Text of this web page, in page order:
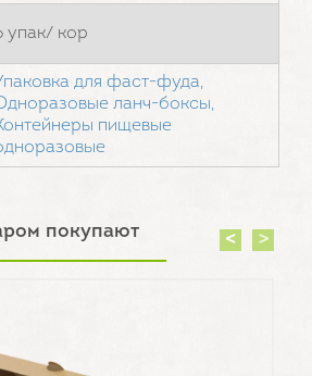
упак/ кор
для фаст-фуда,
ланч-боксы,
пищевые
покупают